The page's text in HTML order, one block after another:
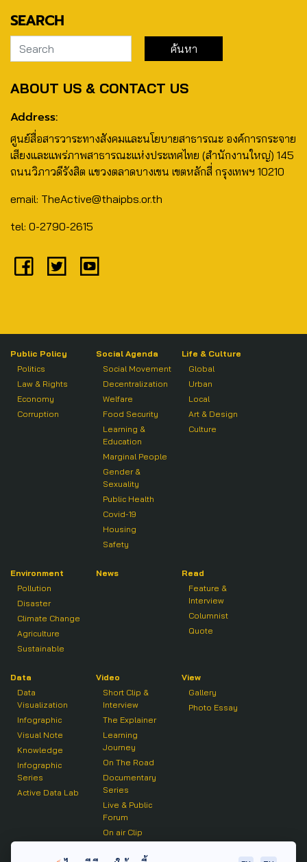
SEARCH
ABOUT US & CONTACT US
Address:
ศูนย์สื่อสารวาระทางสังคมและนโยบายสาธารณะ องค์การกระจาย
เสียงและแพร่ภาพสาธารณะแห่งประเทศไทย (สำนักงานใหญ่) 145
ถนนวิภาวดีรังสิต แขวงตลาดบางเขน เขตหลักสี่ กรุงเทพฯ 10210
email: TheActive@thaipbs.or.th
tel: 0-2790-2615
Public Policy
Politics
Law & Rights
Economy
Corruption
Social Agenda
Social Movement
Decentralization
Welfare
Food Security
Learning &
Education
Marginal People
Gender &
Sexuality
Public Health
Covid-19
Housing
Safety
Life & Culture
Global
Urban
Local
Art & Design
Culture
Environment
Pollution
Disaster
Climate Change
Agriculture
Sustainable
News
Read
Feature &
Interview
Columnist
Quote
Data
Data
Visualization
Infographic
Visual Note
Knowledge
Infographic
Series
Active Data Lab
Video
Short Clip &
Interview
The Explainer
Learning
Journey
On The Road
Documentary
Series
Live & Public
Forum
On air Clip
View
Gallery
Photo Essay